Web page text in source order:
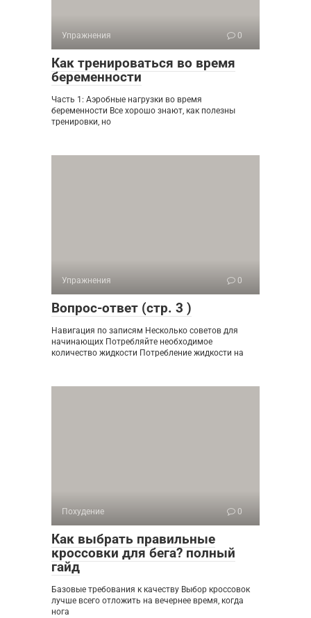
Упражнения 0
Как тренироваться во время
беременности
Часть 1: Аэробные нагрузки во время
беременности Все хорошо знают, как полезны
тренировки, но
Упражнения 0
Вопрос-ответ (стр. 3 )
Навигация по записям Несколько советов для
начинающих Потребляйте необходимое
количество жидкости Потребление жидкости на
Похудение 0
Как выбрать правильные
кроссовки для бега? полный
гайд
Базовые требования к качеству Выбор кроссовок
лучше всего отложить на вечернее время, когда
нога